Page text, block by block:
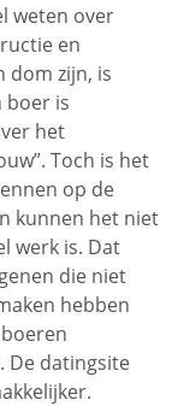
weten over
en
dom zijn, is
boer is
het
Toch is het
op de
kunnen het niet
werk is. Dat
die niet
hebben
De datingsite